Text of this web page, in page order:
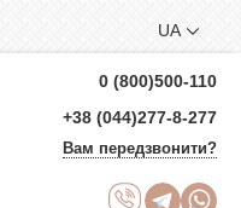
UA
0 (800)500-110
+38 (044)277-8-277
Вам передзвонити?